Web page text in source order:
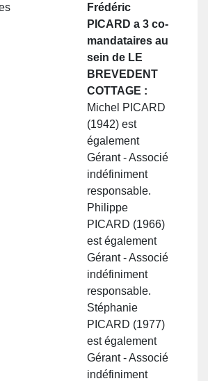
Frédéric
PICARD a 3 co-
mandataires au
sein de LE
BREVEDENT
COTTAGE :
Michel PICARD
(1942) est
également
Gérant - Associé
indéfiniment
responsable.
Philippe
PICARD (1966)
est également
Gérant - Associé
indéfiniment
responsable.
Stéphanie
PICARD (1977)
est également
Gérant - Associé
indéfiniment